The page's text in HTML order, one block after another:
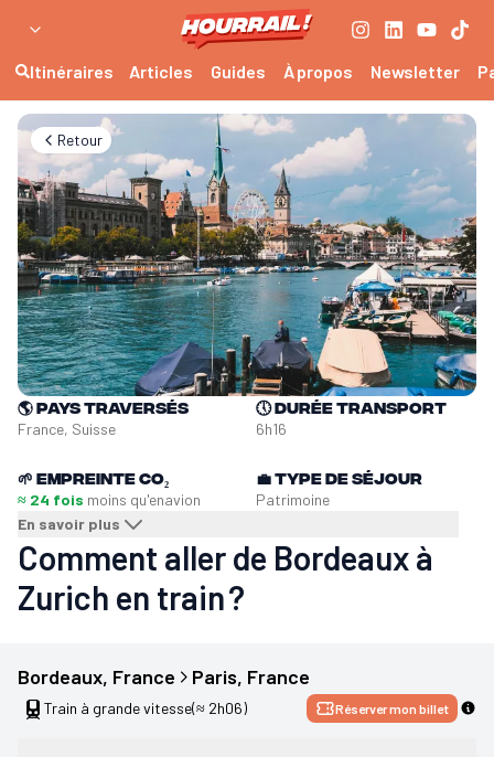
Itinéraires Articles Guides À propos Newsletter
Retour
🌎Pays traversés
France, Suisse
🕔Durée transport
6h16
🌱 Empreinte CO₂
≈ 24 fois moins qu'enavion
En savoir plus
💼Type de séjour
Patrimoine
Comment aller de Bordeaux à
Zurich en train ?
Bordeaux, France Paris, France
Train à grande vitesse(≈ 2h06) Réserver mon billet